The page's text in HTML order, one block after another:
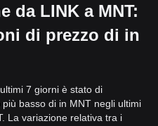
da LINK a MNT:
di prezzo di in
7 giorni è stato di
basso di in MNT negli ultimi
La variazione relativa tra i